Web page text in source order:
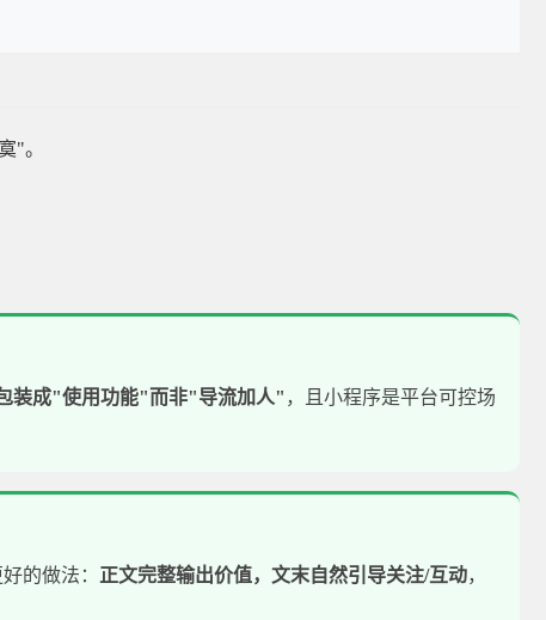
"。
装成"使用功能"而非"导流加人" ，且小程序是平台可控场
的做法： 正文完整输出价值，文末自然引导关注/互动，